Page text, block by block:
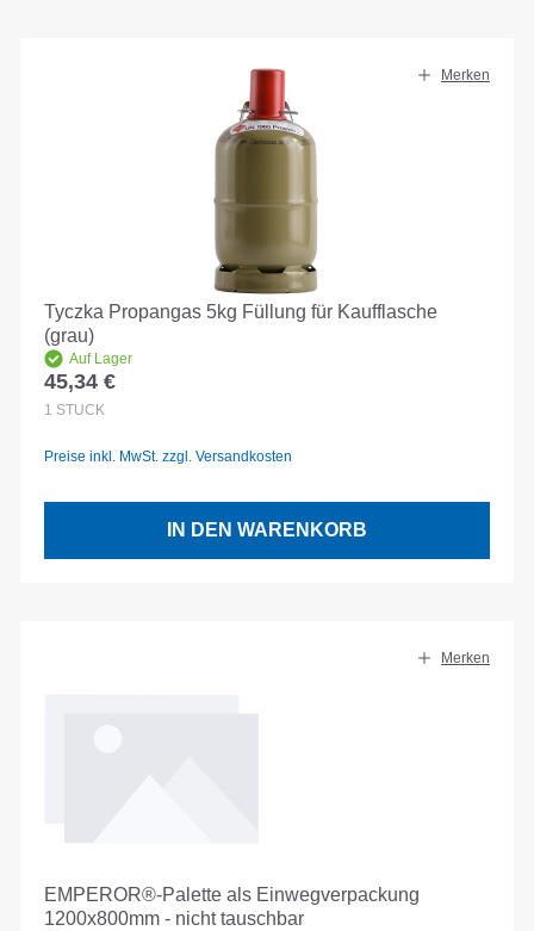
Merken
Tyczka Propangas 5kg Füllung für Kaufflasche
(grau)
Auf Lager
Regulärer Preis:
45,34 €
1 STÜCK
Preise inkl. MwSt. zzgl. Versandkosten
IN DEN WARENKORB
Merken
EMPEROR®-Palette als Einwegverpackung
1200x800mm - nicht tauschbar